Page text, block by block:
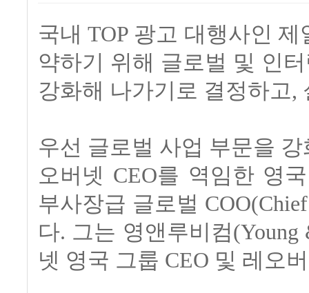
국내 TOP 광고 대행사인
약하기 위해 글로벌 및 인
강화해 나가기로 결정하고,
우선 글로벌 사업 부문을
오버넷 CEO를 역임한 영
부사장급 글로벌
다. 그는 영앤루비컴
넷 영국 그룹 CEO 및 레오